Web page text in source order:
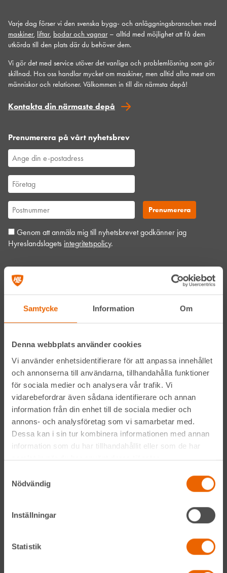
Samtycke Information Om
Denna webbplats använder cookies
Vi använder enhetsidentifierare för att anpassa innehållet
och annonserna till användarna, tillhandahålla funktioner
för sociala medier och analysera vår trafik. Vi
vidarebefordrar även sådana identifierare och annan
information från din enhet till de sociala medier och
annons- och analysföretag som vi samarbetar med.
Dessa kan i sin tur kombinera informationen med annan
information som du har tillhandahållit eller som de har
samlat in när du har använt deras tjänster.
Nödvändig
Inställningar
Statistik
Varje dag förser vi den svenska bygg- och anläggningsbranschen med
maskiner, liftar, bodar och vagnar– alltid med möjlighet att få dem
utkörda till den plats där du behöver dem.
Vi gör det med service utöver det vanliga och problemlösning som gör
skillnad. Hos oss handlar mycket om maskiner, men alltid allra mest om
människor och relationer. Välkommen in till din närmsta depå!
Kontakta din närmaste depå
Prenumerera på vårt nyhetsbrev
Genom att anmäla mig till nyhetsbrevet godkänner jag
Hyreslandslagets integritetspolicy.
Alltid nära
Instagram
LinkedIn
Navigation
Våra maskiner
Våra depåer
Jobba hos oss
HLLÅ! Vår värld
Om HLL